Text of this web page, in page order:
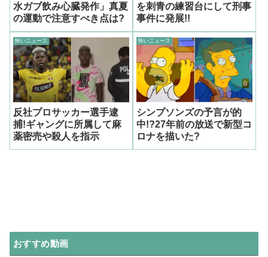
水ガブ飲み心臓発作」真夏
の運動で注意すべき点は?
を刺青の練習台にして刑事
事件に発展!!
怖いニュース
反社プロサッカー選手逮
捕!ギャングに所属して麻
薬密売や殺人を指示
怖いニュース
シンプソンズの予言が的
中!?27年前の放送で新型コ
ロナを描いた?
おすすめ動画